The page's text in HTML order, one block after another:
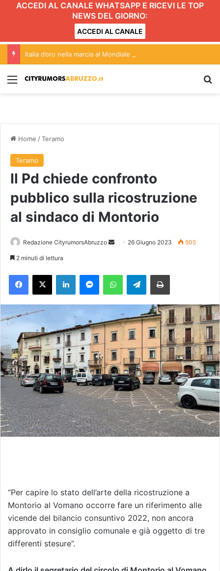
ACCEDI AL CANALE WHATSAPP E RICEVI LE TOP
NEWS DEL GIORNO:
ACCEDI AL CANALE
Menu
Home /Teramo
Teramo
Il Pd chiede confronto
pubblico sulla ricostruzione
al sindaco di Montorio
Redazione CityrumorsAbruzzo
a
'
e
m
a
i
l
26 Giugno 2023 505
2 minuti di lettura
Telegram
“Per capire lo stato dell’arte della ricostruzione a
Montorio al Vomano occorre fare un riferimento alle
vicende del bilancio consuntivo 2022, non ancora
approvato in consiglio comunale e già oggetto di tre
differenti stesure”.